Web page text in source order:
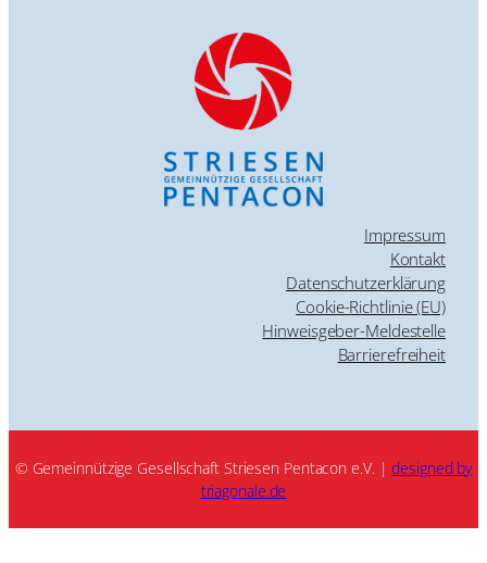
Impressum
Kontakt
Datenschutzerklärung
Cookie-Richtlinie (EU)
Hinweisgeber-Meldestelle
Barrierefreiheit
© Gemeinnützige Gesellschaft Striesen Pentacon e.V. |designed by
triagonale.de